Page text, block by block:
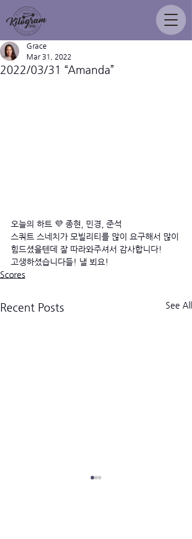
2022/03/31 “Amanda”
Grace
Mar 31, 2022
오늘의 하트 💜 종현, 민경, 준석
스쿼트 스네치가 모빌리티를 많이 요구해서 많이
힘드셨을텐데 잘 따라와주셔서 감사합니다!
고생하셨습니다들! 낼 뵈요!
Scores
Recent Posts See All